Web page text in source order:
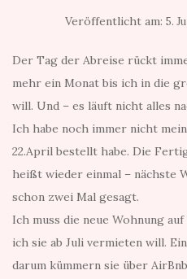
Veröffentlicht am: 5.
Der Tag der Abreise rückt
mehr ein Monat bis ich in die
will. Und – es läuft nicht alles
Ich habe noch immer nicht
22.April bestellt habe. Die
heißt wieder einmal – nächste
schon zwei Mal gesagt.
Ich muss die neue Wohnung
ich sie ab Juli vermieten will.
darum kümmern sie über